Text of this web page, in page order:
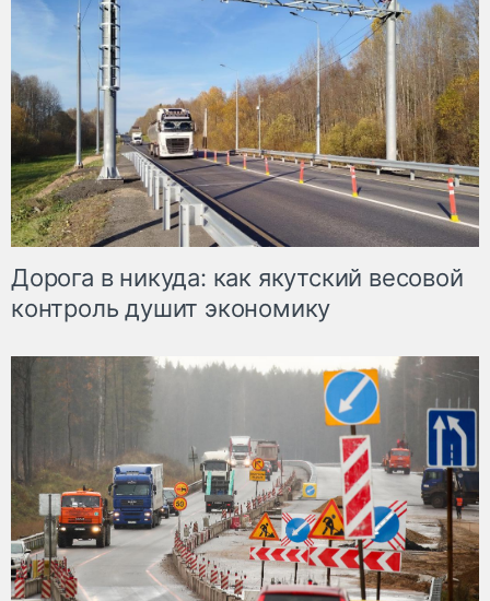
Дорога в никуда: как якутский весовой
контроль душит экономику